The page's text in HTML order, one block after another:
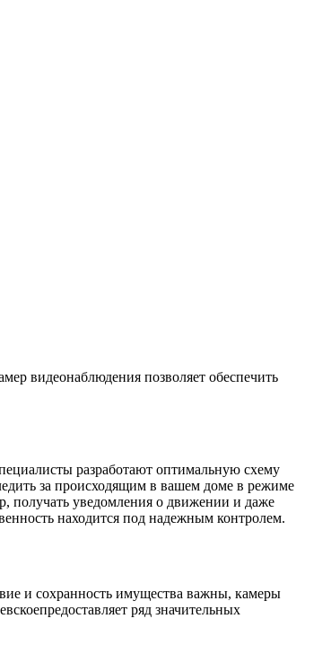
видеонаблюдения позволяет обеспечить
разработают оптимальную схему
за происходящим в вашем доме в режиме
получать уведомления о движении и даже
находится под надежным контролем.
и сохранность имущества важны, камеры
ряд значительных